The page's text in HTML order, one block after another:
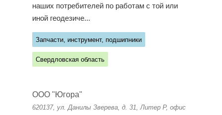
наших потребителей по работам с той или
иной геодезиче...
Запчасти, инструмент, подшипники
Свердловская область
ООО "Югора"
620137, ул. Данилы Зверева, д. 31, Литер Р, офис